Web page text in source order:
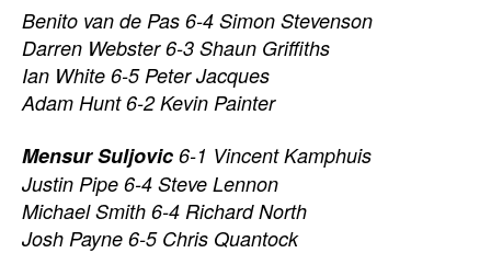
Benito van de Pas 6-4 Simon Stevenson
Darren Webster 6-3 Shaun Griffiths
Ian White 6-5 Peter Jacques
Adam Hunt 6-2 Kevin Painter
Mensur Suljovic 6-1 Vincent Kamphuis
Justin Pipe 6-4 Steve Lennon
Michael Smith 6-4 Richard North
Josh Payne 6-5 Chris Quantock